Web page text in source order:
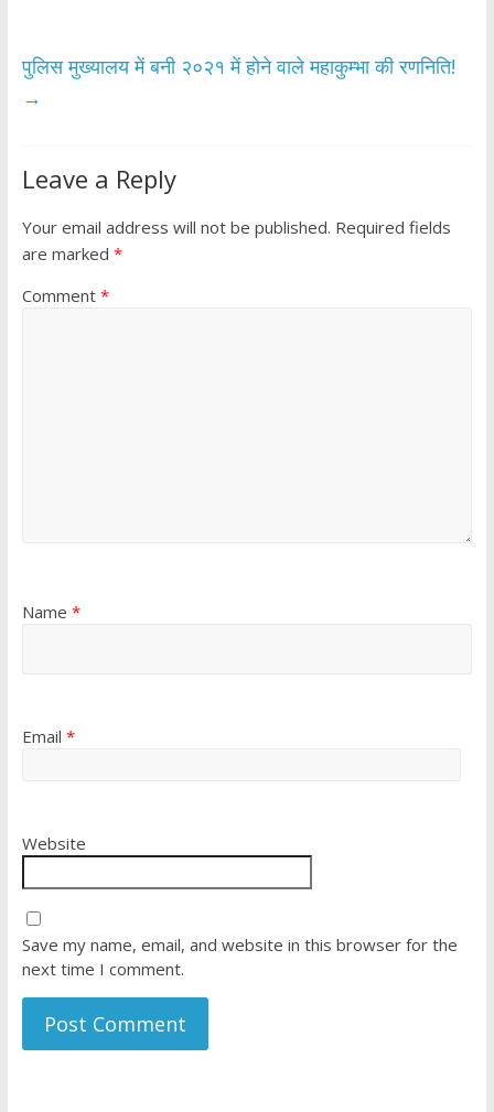
p
पुलिस मुख्यालय में बनी २०२१ में होने वाले महाकुम्भा की रणनिति!
→
Leave a Reply
Your email address will not be published. Required fields
are marked *
Comment *
Name *
Email *
Website
Save my name, email, and website in this browser for the
next time I comment.